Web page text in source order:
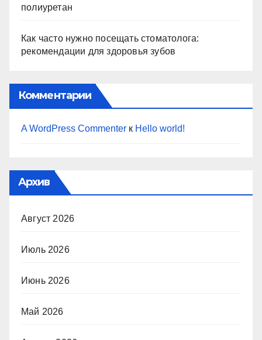
полиуретан
Как часто нужно посещать стоматолога:
рекомендации для здоровья зубов
Комментарии
A WordPress Commenter к Hello world!
Архив
Август 2026
Июль 2026
Июнь 2026
Май 2026